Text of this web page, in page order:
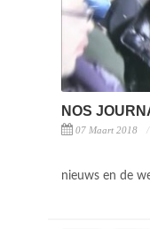
NOS
07 Maart 2018
nieuws en de